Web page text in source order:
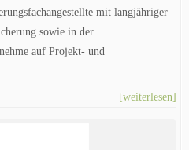
mit langjähriger
sowie in der
auf Projekt- und
[weiterlesen]